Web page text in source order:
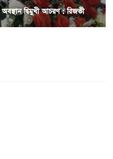
দ্বিমুখী আচরণ : রিজভী